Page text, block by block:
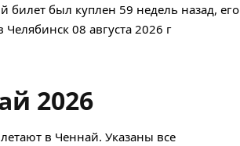
был куплен 59 недель назад, его
08 августа 2026 г
2026
в Ченнай. Указаны все